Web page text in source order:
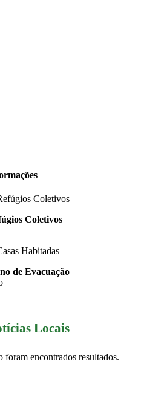
Coletivos
de Evacuação
Locais
foram encontrados resultados.